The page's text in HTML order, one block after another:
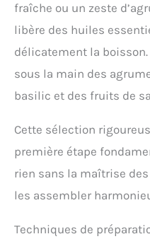
fraîche ou un zeste
libère des huiles
délicatement la
sous la main des
basilic et des fruits de
Cette sélection
première étape
rien sans la maîtrise
les assembler
Techniques de